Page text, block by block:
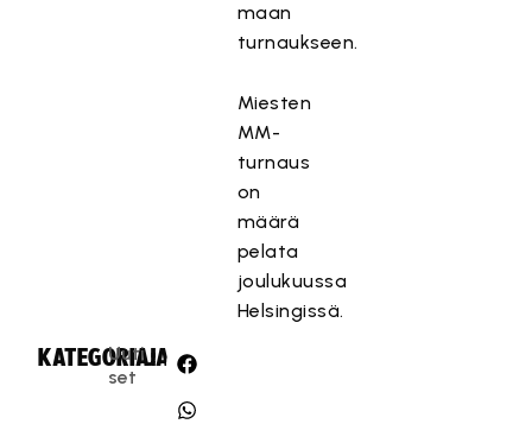
maan
turnaukseen.
Miesten
MM-
turnaus
on
määrä
pelata
joulukuussa
Helsingissä.
KATEGORIA:
Uuti
set
JAA: